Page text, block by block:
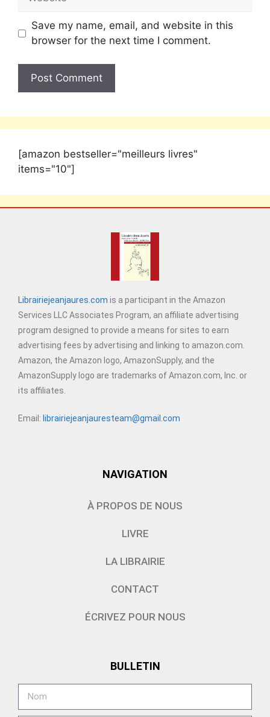
Save my name, email, and website in this
browser for the next time I comment.
[amazon bestseller="meilleurs livres"
items="10"]
Librairiejeanjaures.com is a participant in the Amazon
Services LLC Associates Program, an affiliate advertising
program designed to provide a means for sites to earn
advertising fees by advertising and linking to amazon.com.
Amazon, the Amazon logo, AmazonSupply, and the
AmazonSupply logo are trademarks of Amazon.com, Inc. or
its affiliates.
Email: librairiejeanjauresteam@gmail.com
NAVIGATION
À PROPOS DE NOUS
LIVRE
LA LIBRAIRIE
CONTACT
ÉCRIVEZ POUR NOUS
BULLETIN